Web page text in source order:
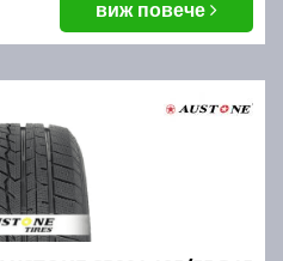
виж повече